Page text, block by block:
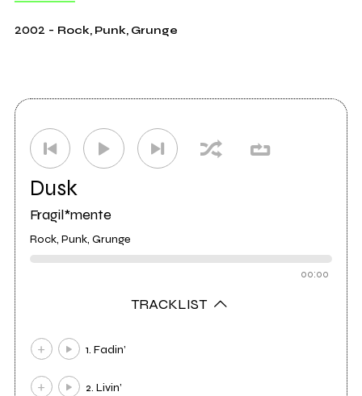
2002 - Rock, Punk, Grunge
Dusk
Fragil*mente
Rock, Punk, Grunge
00:00
TRACKLIST
1. Fadin’
2. Livin’